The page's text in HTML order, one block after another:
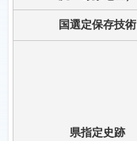
国選定保存技術
県指定史跡